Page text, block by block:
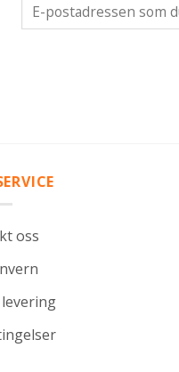
oss